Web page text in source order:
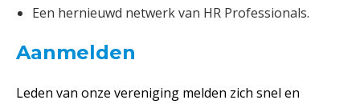
Een hernieuwd netwerk van HR Professionals.
Aanmelden
Leden van onze vereniging melden zich snel en